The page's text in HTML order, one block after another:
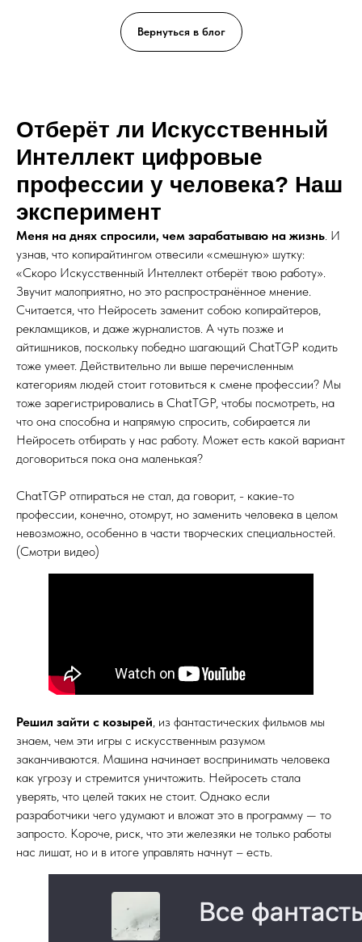
Вернуться в блог
Отберёт ли Искусственный
Интеллект цифровые
профессии у человека? Наш
эксперимент
Меня на днях спросили, чем зарабатываю на жизнь. И
узнав, что копирайтингом отвесили «смешную» шутку:
«Скоро Искусственный Интеллект отберёт твою работу».
Звучит малоприятно, но это распространённое мнение.
Считается, что Нейросеть заменит собою копирайтеров,
рекламщиков, и даже журналистов. А чуть позже и
айтишников, поскольку победно шагающий ChatTGP кодить
тоже умеет. Действительно ли выше перечисленным
категориям людей стоит готовиться к смене профессии? Мы
тоже зарегистрировались в ChatTGP, чтобы посмотреть, на
что она способна и напрямую спросить, собирается ли
Нейросеть отбирать у нас работу. Может есть какой вариант
договориться пока она маленькая?
ChatTGP отпираться не стал, да говорит, - какие-то
профессии, конечно, отомрут, но заменить человека в целом
невозможно, особенно в части творческих специальностей.
(Смотри видео)
Решил зайти с козырей, из фантастических фильмов мы
знаем, чем эти игры с искусственным разумом
заканчиваются. Машина начинает воспринимать человека
как угрозу и стремится уничтожить. Нейросеть стала
уверять, что целей таких не стоит. Однако если
разработчики чего удумают и вложат это в программу — то
запросто. Короче, риск, что эти железяки не только работы
нас лишат, но и в итоге управлять начнут – есть.